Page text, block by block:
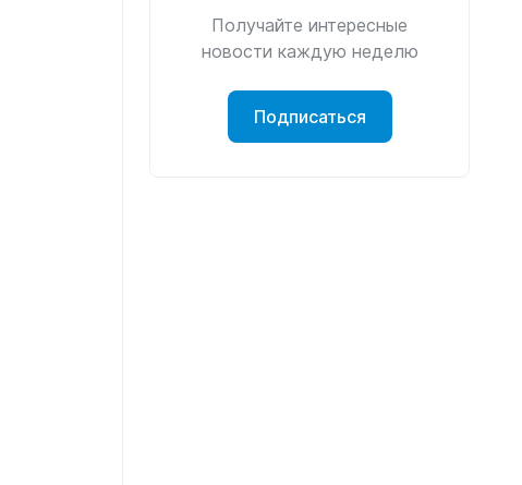
Получайте интересные
новости каждую неделю
Подписаться